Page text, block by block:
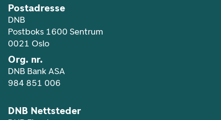
Postadresse
DNB
Postboks 1600 Sentrum
0021 Oslo
Org. nr.
DNB Bank ASA
984 851 006
DNB Nettsteder